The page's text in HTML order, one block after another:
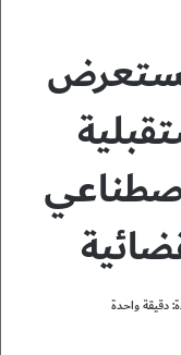
دقيقة واحدة